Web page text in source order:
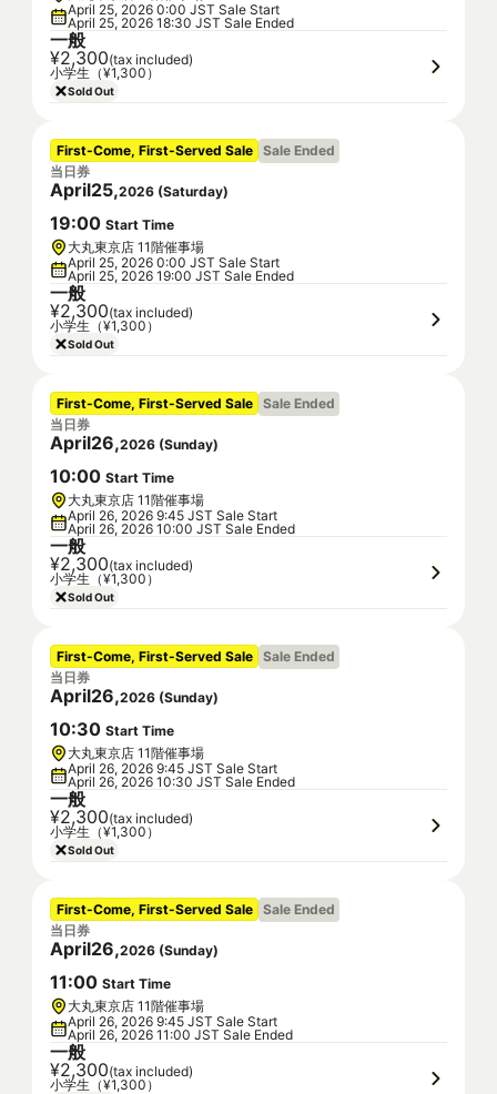
April 25, 2026 0:00 JST Sale Start
April 25, 2026 18:30 JST Sale Ended
一般
¥2,300(tax included)
小学生（¥1,300）
Sold Out
First-Come, First-Served Sale Sale Ended
当日券
April25,2026 (Saturday)
19:00 Start Time
大丸東京店 11階催事場
April 25, 2026 0:00 JST Sale Start
April 25, 2026 19:00 JST Sale Ended
一般
¥2,300(tax included)
小学生（¥1,300）
Sold Out
First-Come, First-Served Sale Sale Ended
当日券
April26,2026 (Sunday)
10:00 Start Time
大丸東京店 11階催事場
April 26, 2026 9:45 JST Sale Start
April 26, 2026 10:00 JST Sale Ended
一般
¥2,300(tax included)
小学生（¥1,300）
Sold Out
First-Come, First-Served Sale Sale Ended
当日券
April26,2026 (Sunday)
10:30 Start Time
大丸東京店 11階催事場
April 26, 2026 9:45 JST Sale Start
April 26, 2026 10:30 JST Sale Ended
一般
¥2,300(tax included)
小学生（¥1,300）
Sold Out
First-Come, First-Served Sale Sale Ended
当日券
April26,2026 (Sunday)
11:00 Start Time
大丸東京店 11階催事場
April 26, 2026 9:45 JST Sale Start
April 26, 2026 11:00 JST Sale Ended
一般
¥2,300(tax included)
小学生（¥1,300）